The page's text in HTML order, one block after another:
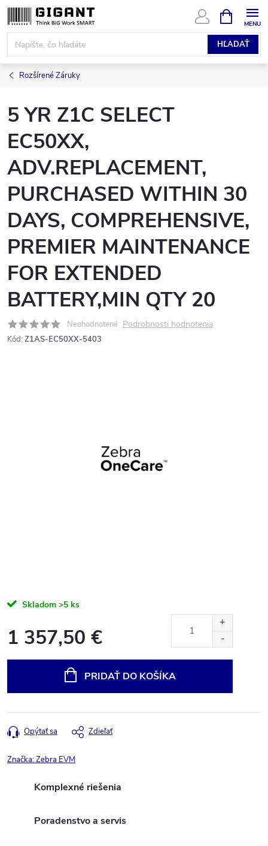
Prejsť
na
obsah
HĽADAŤ
KOŠÍK
Rozšírené Záruky
5 YR Z1C SELECT
EC50XX,
ADV.REPLACEMENT,
PURCHASED WITHIN 30
DAYS, COMPREHENSIVE,
PREMIER MAINTENANCE
FOR EXTENDED
BATTERY,MIN QTY 20
Neohodnotené Podrobnosti hodnotenia
Kód: Z1AS-EC50XX-5403
Skladom >5 ks
1 357,50 €
PRIDAŤ DO KOŠÍKA
Opýtať sa Zdieľať
Značka:Zebra EVM
Komplexné riešenia
Poradenstvo a servis